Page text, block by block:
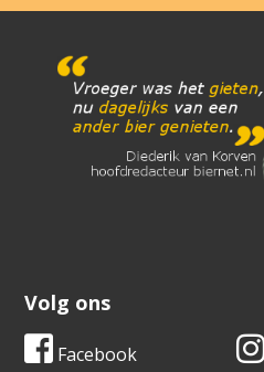
Volg ons
Facebook